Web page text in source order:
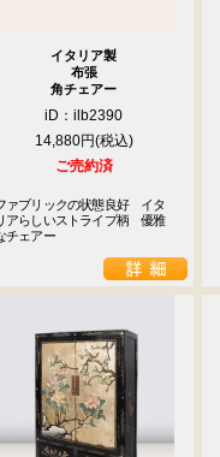
イタリア製
布張
角チェアー
iD：ilb2390
14,880円
ご売約済
ァブリックの状態良好　イタ
アらしいストライプ柄　優雅
チェアー